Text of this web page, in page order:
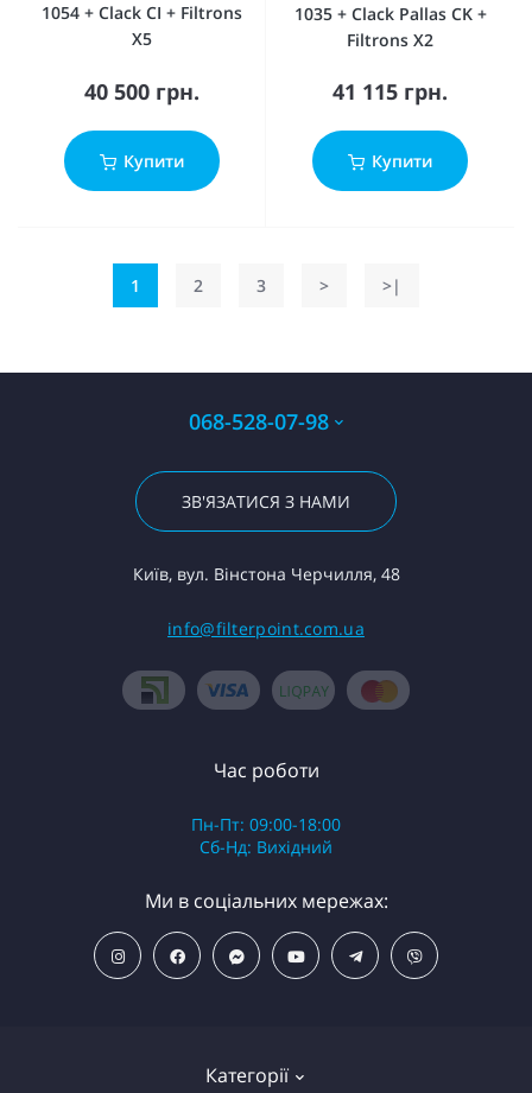
1054 + Clack CI + Filtrons
X5
40 500 грн.
Купити
1035 + Clack Pallas CK +
Filtrons X2
41 115 грн.
Купити
1 2 3 > >|
068-528-07-98
ЗВ'ЯЗАТИСЯ З НАМИ
Київ, вул. Вінстона Черчилля, 48
info@filterpoint.com.ua
Категорії
Час роботи
Пн-Пт: 09:00-18:00
Сб-Нд: Вихідний
Ми в соціальних мережах: